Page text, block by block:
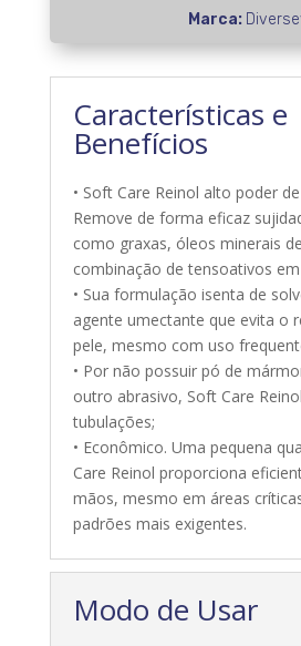
Marca:
Características e
Benefícios
• Soft Care Reinol alto poder
Remove de forma eficaz
como graxas, óleos minerais
combinação de tensoativos
• Sua formulação isenta de
agente umectante que evita o
pele, mesmo com uso
• Por não possuir pó de
outro abrasivo, Soft Care
tubulações;
• Econômico. Uma pequena
Care Reinol proporciona
mãos, mesmo em áreas
padrões mais exigentes.
Modo de Usar